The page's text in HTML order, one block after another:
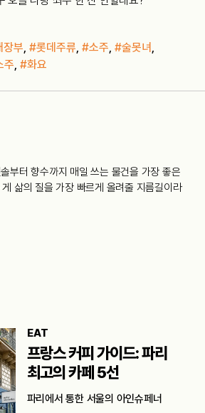
부, #롯데주류, #소주, #술못녀 ,
주, #화요
부터 향수까지 매일 쓰는 물건을 가장 좋은
삶의 질을 가장 빠르게 올려줄 지름길이라
EAT
프랑스 커피 가이드: 파리
최고의 카페 5선
파리에서 통한 서울의 아인슈페너